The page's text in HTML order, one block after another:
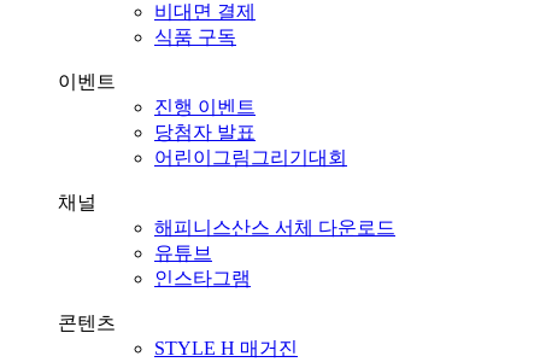
비대면 결제
식품 구독
이벤트
진행 이벤트
당첨자 발표
어린이그림그리기대회
채널
해피니스산스 서체 다운로드
유튜브
인스타그램
콘텐츠
STYLE H 매거진